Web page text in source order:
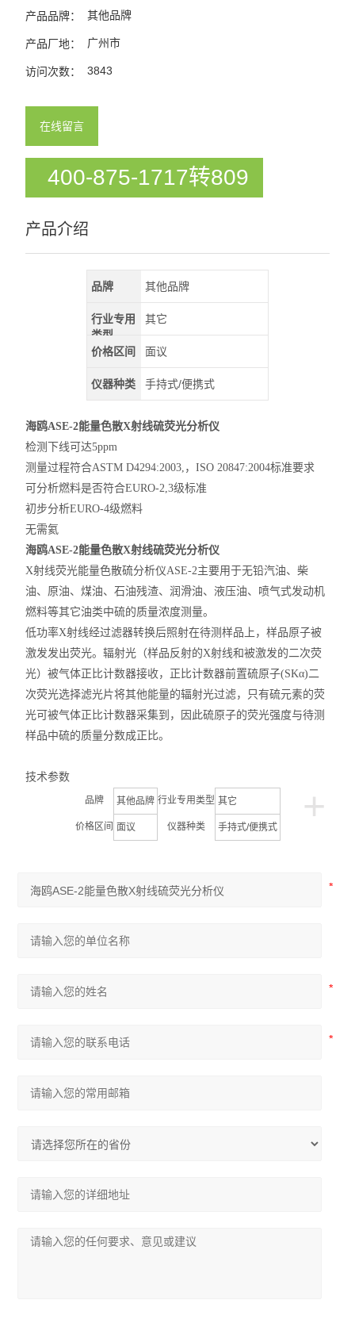
产品品牌： 其他品牌
产品厂地： 广州市
访问次数： 3843
在线留言
400-875-1717转809
产品介绍
品牌 其他品牌
行业专用
类型
其它
价格区间 面议
仪器种类 手持式/便携式
海鸥ASE-2能量色散X射线硫荧光分析仪
检测下线可达5ppm
测量过程符合ASTM D4294:2003, ，ISO 20847:2004标准要求
可分析燃料是否符合EURO-2,3级标准
初步分析EURO-4级燃料
无需氦
海鸥ASE-2能量色散X射线硫荧光分析仪
X射线荧光能量色散硫分析仪ASE-2主要用于无铅汽油、柴
油、原油、煤油、石油残渣、润滑油、液压油、喷气式发动机
燃料等其它油类中硫的质量浓度测量。
低功率X射线经过滤器转换后照射在待测样品上，样品原子被
激发发出荧光。辐射光（样品反射的X射线和被激发的二次荧
光）被气体正比计数器接收，正比计数器前置硫原子(SKα)二
次荧光选择滤光片将其他能量的辐射光过滤，只有硫元素的荧
光可被气体正比计数器采集到，因此硫原子的荧光强度与待测
样品中硫的质量分数成正比。
技术参数
+
品牌 其他品牌 行业专用类型 其它
价格区间 面议 仪器种类 手持式/便携式